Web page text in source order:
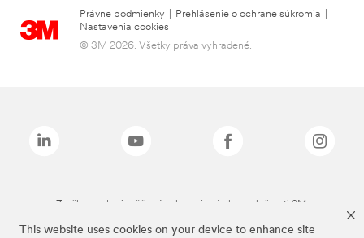
This website uses cookies on your device to enhance site
Právne podmienky Prehlásenie o ochrane súkromia
Nastavenia cookies
© 3M 2026. Všetky práva vyhradené.
Značky uvedené vyššie sú ochranné známky spoločnosti 3M.